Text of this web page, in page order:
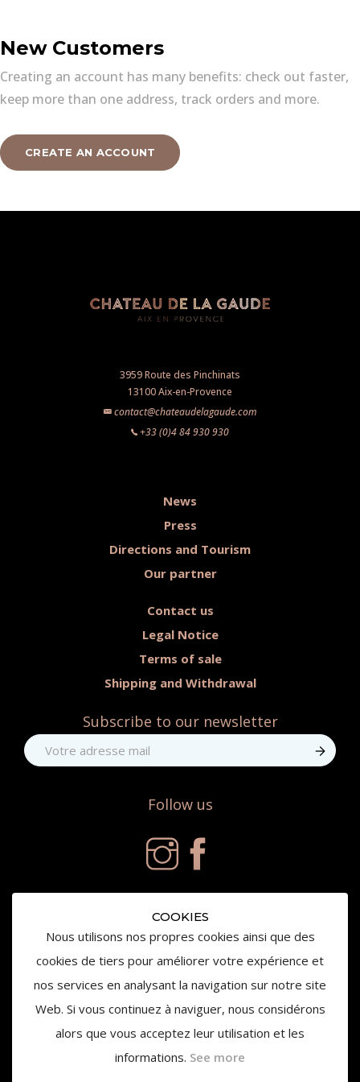
New Customers
Creating an account has many benefits: check out faster,
keep more than one address, track orders and more.
CREATE AN ACCOUNT
COOKIES
Nous utilisons nos propres cookies ainsi que des
cookies de tiers pour améliorer votre expérience et
nos services en analysant la navigation sur notre site
Web. Si vous continuez à naviguer, nous considérons
alors que vous acceptez leur utilisation et les
informations. See more
3959 Route des Pinchinats
13100 Aix-en-Provence
contact@chateaudelagaude.com
+33 (0)4 84 930 930
News
Press
Directions and Tourism
Our partner
Contact us
Legal Notice
Terms of sale
Shipping and Withdrawal
Subscribe to our newsletter
Follow us
© 2019 Château de la Gaude - All right reserved